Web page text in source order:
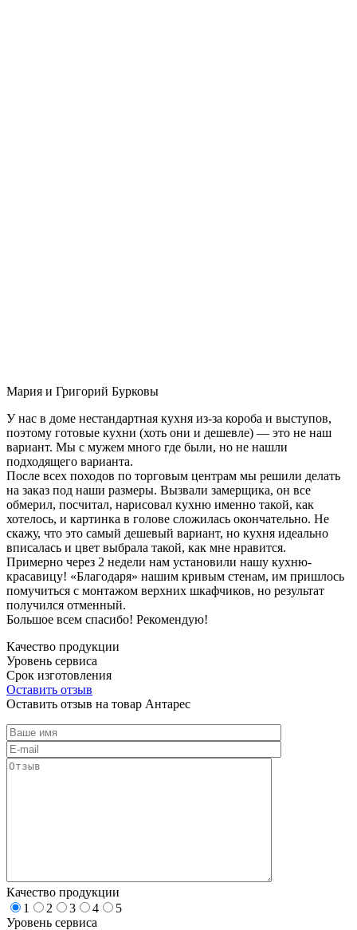
Мария и Григорий Бурковы
У нас в доме нестандартная кухня из-за короба и выступов,
поэтому готовые кухни (хоть они и дешевле) — это не наш
вариант. Мы с мужем много где были, но не нашли
подходящего варианта.
После всех походов по торговым центрам мы решили делать
на заказ под наши размеры. Вызвали замерщика, он все
обмерил, посчитал, нарисовал кухню именно такой, как
хотелось, и картинка в голове сложилась окончательно. Не
скажу, что это самый дешевый вариант, но кухня идеально
вписалась и цвет выбрала такой, как мне нравится.
Примерно через 2 недели нам установили нашу кухню-
красавицу! «Благодаря» нашим кривым стенам, им пришлось
помучиться с монтажом верхних шкафчиков, но результат
получился отменный.
Большое всем спасибо! Рекомендую!
Качество продукции
Уровень сервиса
Срок изготовления
Оставить отзыв
Оставить отзыв на товар Антарес
Качество продукции
1
2 3 4
5
Уровень сервиса